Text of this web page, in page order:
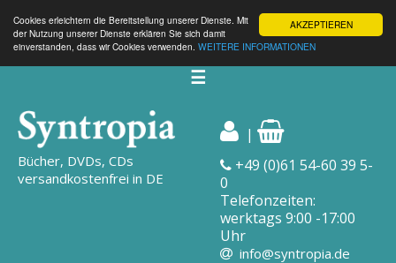
AKZEPTIEREN
Cookies erleichtern die Bereitstellung unserer Dienste. Mit
der Nutzung unserer Dienste erklären Sie sich damit
einverstanden, dass wir Cookies verwenden. WEITERE INFORMATIONEN
☰
Bücher, DVDs, CDs
versandkostenfrei in DE
|
+49 (0)61 54-60 39 5-
0
Telefonzeiten:
werktags 9:00 -17:00
Uhr
info@syntropia.de